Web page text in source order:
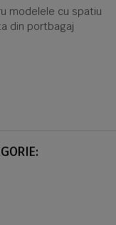
modelele cu spatiu
din portbagaj